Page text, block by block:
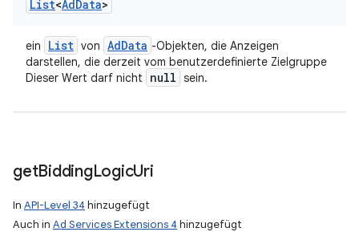
List<Ad Data>
ein List von AdData -Objekten, die Anzeigen
darstellen, die derzeit vom benutzerdefinierte Zielgruppe
Dieser Wert darf nicht
null sein.
getBiddingLogicUri
In API-Level 34 hinzugefügt
Auch in Ad Services Extensions 4 hinzugefügt